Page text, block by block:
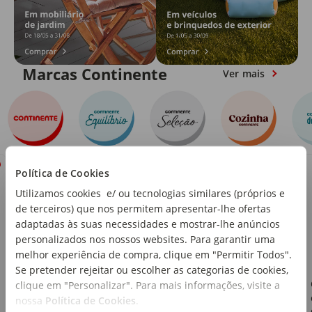
Política de Cookies
Utilizamos cookies e/ ou tecnologias similares (próprios e
de terceiros) que nos permitem apresentar-lhe ofertas
adaptadas às suas necessidades e mostrar-lhe anúncios
personalizados nos nossos websites. Para garantir uma
melhor experiência de compra, clique em "Permitir Todos".
Se pretender rejeitar ou escolher as categorias de cookies,
clique em "Personalizar". Para mais informações, visite a
nossa Política de Cookies
Marcas Continente Ver mais
Frango com Noodles de